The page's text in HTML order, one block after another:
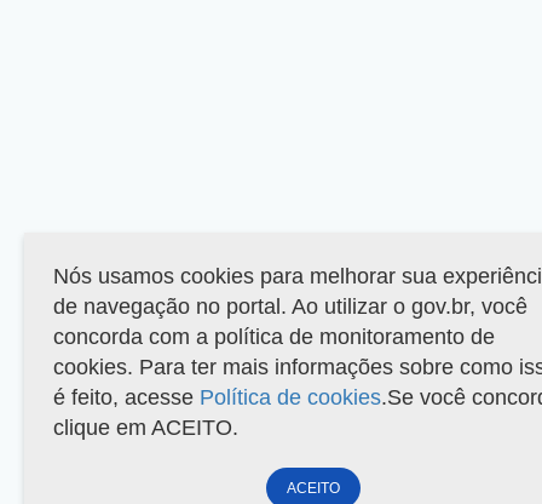
Nós usamos cookies para melhorar sua
de navegação no portal. Ao utilizar o gov.br, você
concorda com a política de monitoramento de
cookies. Para ter mais informações sobre como
é feito, acesse Política de cookies.Se você
clique em ACEITO.
ACEITO